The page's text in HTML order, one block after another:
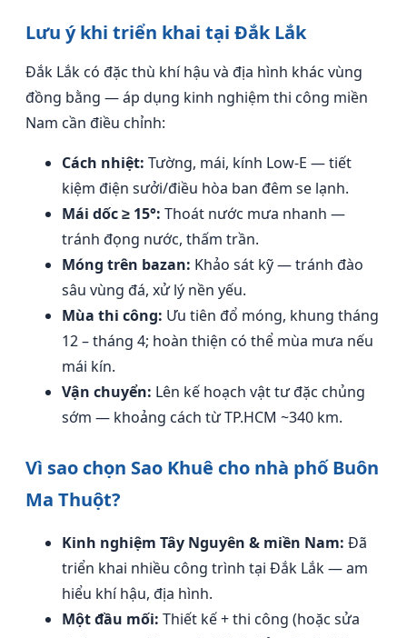
Lưu ý khi triển khai tại Đắk Lắk
Đắk Lắk có đặc thù khí hậu và địa hình khác vùng
đồng bằng — áp dụng kinh nghiệm thi công miền
Nam cần điều chỉnh:
Cách nhiệt: Tường, mái, kính Low-E — tiết
kiệm điện sưởi/điều hòa ban đêm se lạnh.
Mái dốc ≥ 15°: Thoát nước mưa nhanh —
tránh đọng nước, thấm trần.
Móng trên bazan: Khảo sát kỹ — tránh đào
sâu vùng đá, xử lý nền yếu.
Mùa thi công: Ưu tiên đổ móng, khung tháng
12 – tháng 4; hoàn thiện có thể mùa mưa nếu
mái kín.
Vận chuyển: Lên kế hoạch vật tư đặc chủng
sớm — khoảng cách từ TP.HCM ~340 km.
Vì sao chọn Sao Khuê cho nhà phố Buôn
Ma Thuột?
Kinh nghiệm Tây Nguyên & miền Nam: Đã
triển khai nhiều công trình tại Đắk Lắk — am
hiểu khí hậu, địa hình.
Một đầu mối: Thiết kế + thi công (hoặc sửa